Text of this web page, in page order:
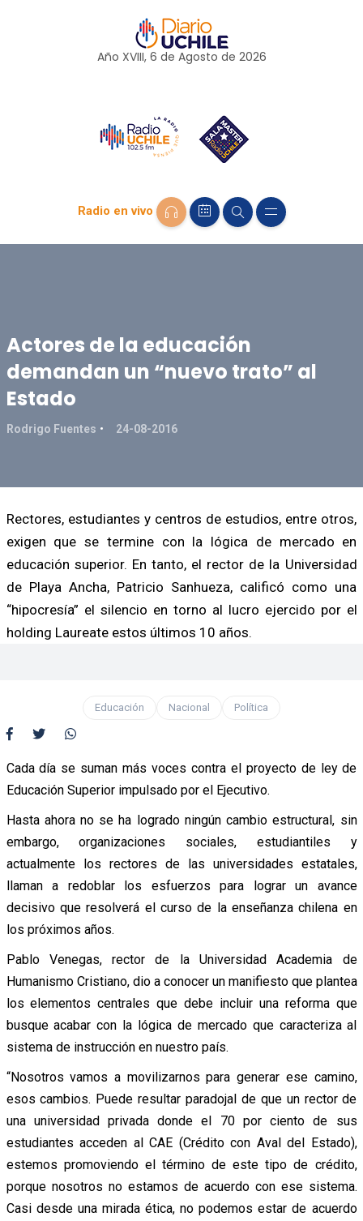
Año XVIII, 6 de Agosto de 2026
Radio en vivo
Actores de la educación
demandan un “nuevo trato” al
Estado
Rodrigo Fuentes 24-08-2016
Rectores, estudiantes y centros de estudios, entre otros,
exigen que se termine con la lógica de mercado en
educación superior. En tanto, el rector de la Universidad
de Playa Ancha, Patricio Sanhueza, calificó como una
“hipocresía” el silencio en torno al lucro ejercido por el
holding Laureate estos últimos 10 años.
Educación Nacional Política
Cada día se suman más voces contra el proyecto de ley de
Educación Superior impulsado por el Ejecutivo.
Hasta ahora no se ha logrado ningún cambio estructural, sin
embargo, organizaciones sociales, estudiantiles y
actualmente los rectores de las universidades estatales,
llaman a redoblar los esfuerzos para lograr un avance
decisivo que resolverá el curso de la enseñanza chilena en
los próximos años.
Pablo Venegas, rector de la Universidad Academia de
Humanismo Cristiano, dio a conocer un manifiesto que plantea
los elementos centrales que debe incluir una reforma que
busque acabar con la lógica de mercado que caracteriza al
sistema de instrucción en nuestro país.
“Nosotros vamos a movilizarnos para generar ese camino,
esos cambios. Puede resultar paradojal de que un rector de
una universidad privada donde el 70 por ciento de sus
estudiantes acceden al CAE (Crédito con Aval del Estado),
estemos promoviendo el término de este tipo de crédito,
porque nosotros no estamos de acuerdo con ese sistema.
Casi desde una mirada ética, no podemos estar de acuerdo